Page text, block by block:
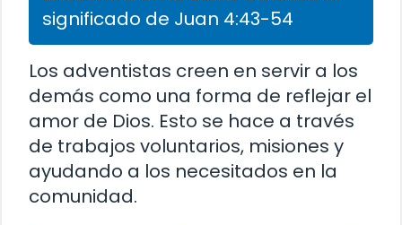
significado de Juan 4:43-54
Los adventistas creen en servir a los
demás como una forma de reflejar el
amor de Dios. Esto se hace a través
de trabajos voluntarios, misiones y
ayudando a los necesitados en la
comunidad.